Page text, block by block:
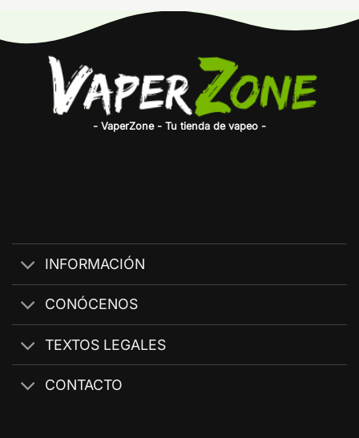
- VaperZone - Tu tienda de vapeo -
INFORMACIÓN
CONÓCENOS
TEXTOS LEGALES
CONTACTO